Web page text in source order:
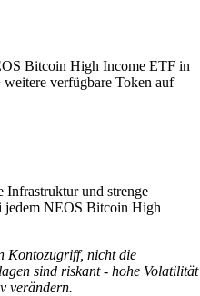
Bitcoin High Income ETF in
verfügbare Token auf
Infrastruktur und strenge
jedem NEOS Bitcoin High
Kontozugriff, nicht die
sind riskant - hohe Volatilität
verändern.